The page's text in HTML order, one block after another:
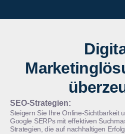
SEO-Strategien:
Steigern Sie Ihre Online-Sichtbarkeit
Google SERPs mit effektiven
Strategien, die auf nachhaltigen